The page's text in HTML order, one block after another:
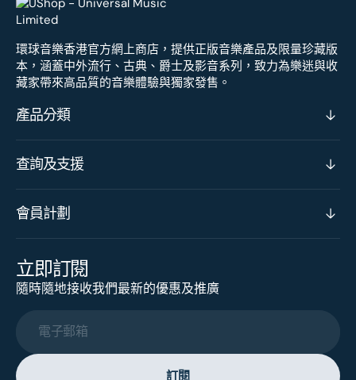
環球音樂香港官方網上商店，提供正版音樂產品及限量珍藏版
本，涵蓋中外流行、古典、爵士及影音系列，致力為樂迷與收
藏家帶來高品質的音樂體驗與獨家發售。
產品分類
查詢及支援
會員計劃
立即訂閱
隨時隨地接收我們最新的優惠及推廣
電子郵箱
訂閱